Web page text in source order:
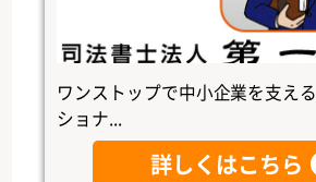
ワンストップで中小企業を支え
ショナ...
詳しくはこちら